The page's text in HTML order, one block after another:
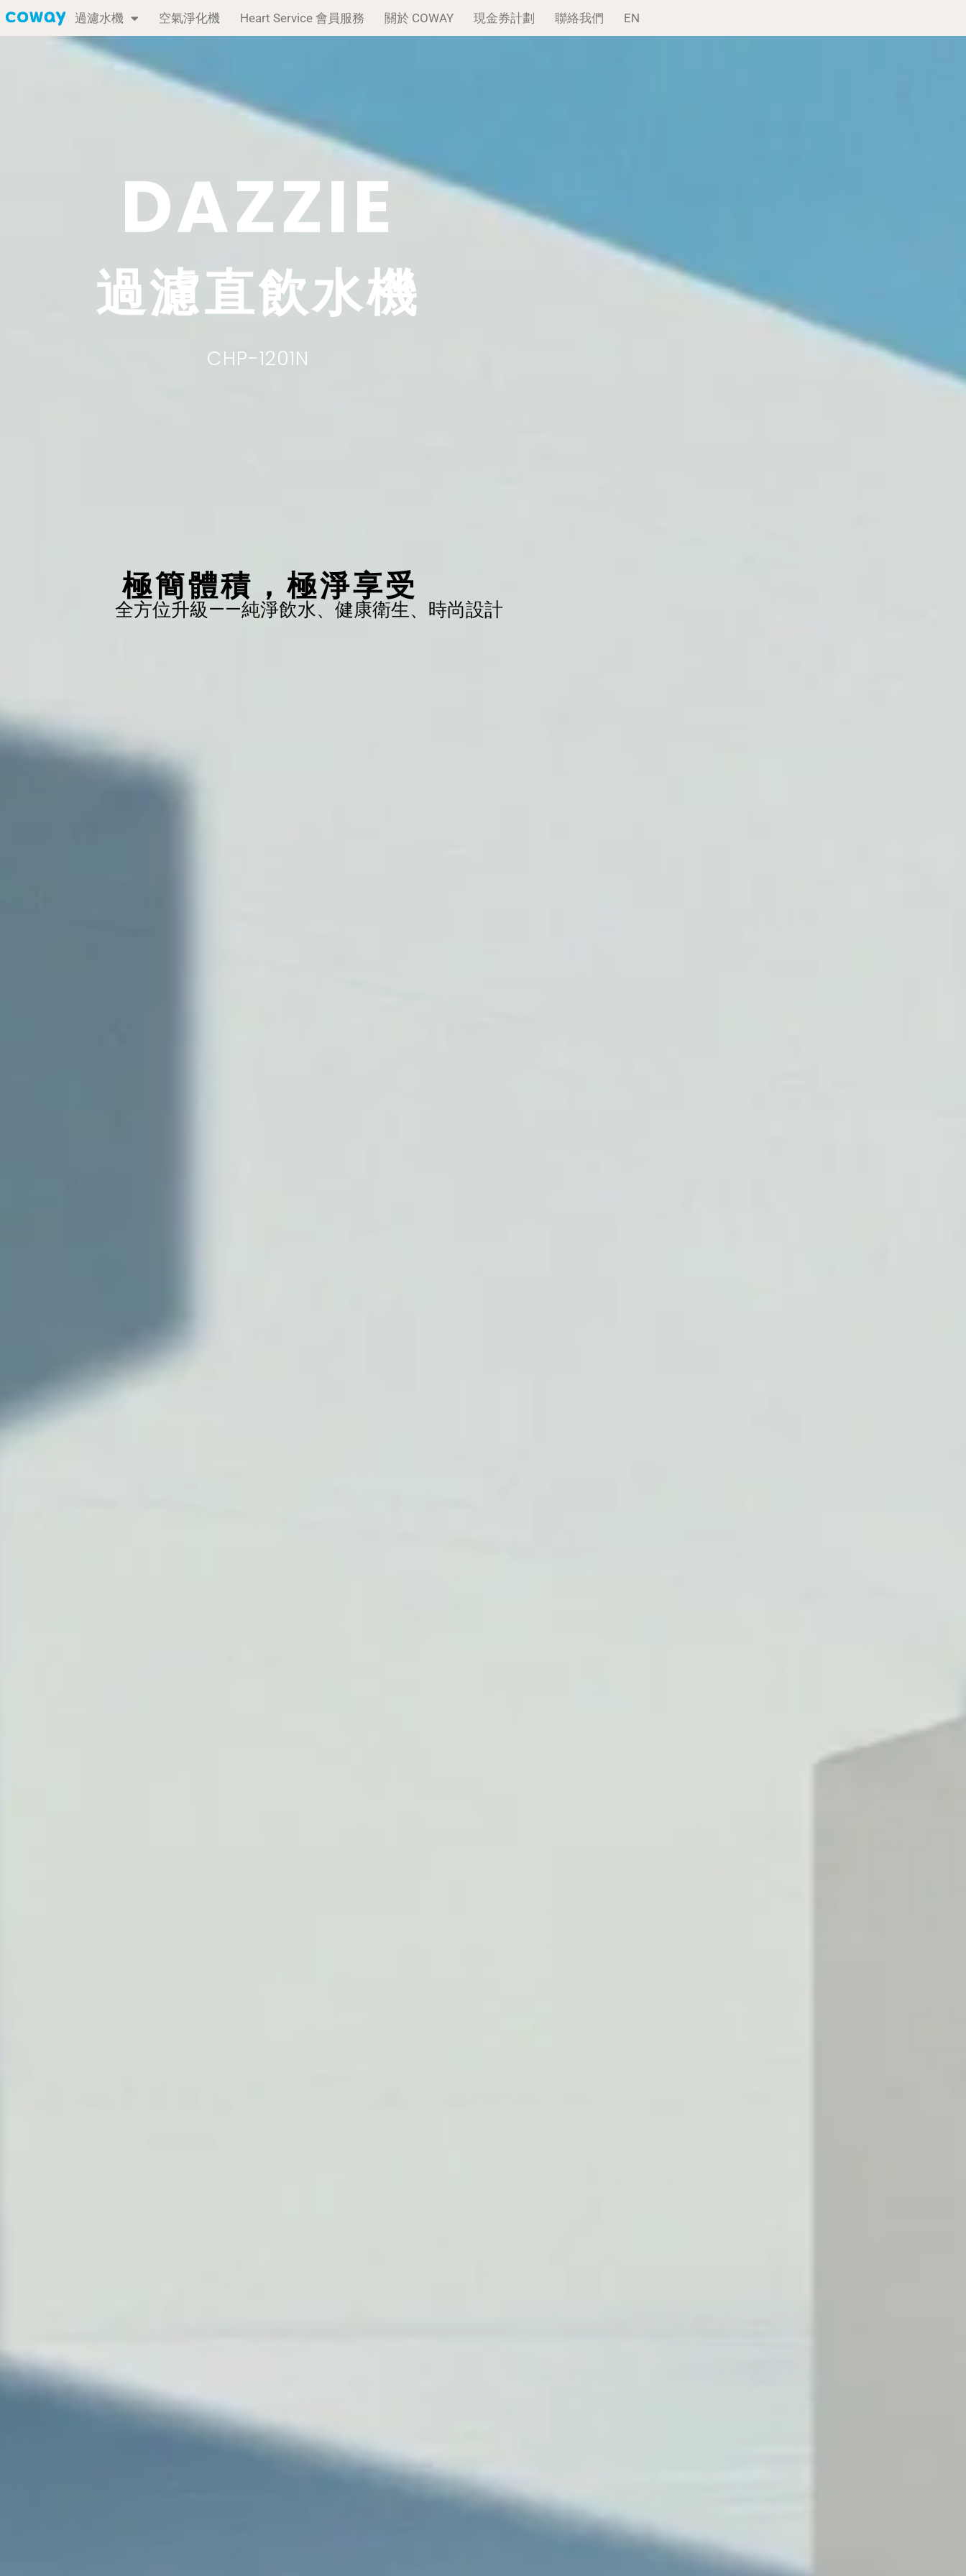
過濾水機 空氣淨化機 Heart Service 會員服務 關於 COWAY 現金券計劃 聯絡我們 EN
DAZZIE
過濾直飲水機
CHP-1201N
極簡體積，極淨享受
全方位升級——純淨飲水、健康衛生、時尚設計